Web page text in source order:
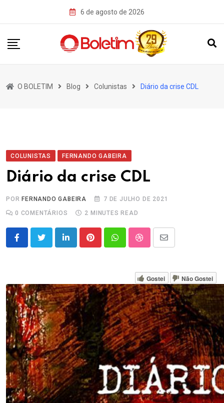
6 de agosto de 2026
O BOLETIM Blog Colunistas Diário da crise CDL
COLUNISTAS FERNANDO GABEIRA
Diário da crise CDL
POR FERNANDO GABEIRA
7 DE JULHO DE 2021
0 COMENTÁRIOS 2 MINUTES READ
LinkedInPinterestWhatsappStumbleUpon
Share
Email
Gostei Não Gostei